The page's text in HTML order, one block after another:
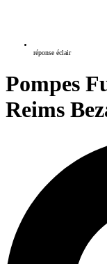
réponse éclair
Pompes
Reims